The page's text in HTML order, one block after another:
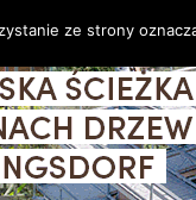
ze strony